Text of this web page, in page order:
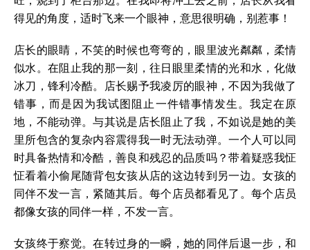
得见的角度，适时飞来一个眼神，意思很明确，别惹事！
店长的眼睛，不笑的时候也弯弯的，眼里波光粼粼，柔情
似水。在阻止我的那一刻，往日眼里柔情的光和水，化做
冰刀，锋利冷酷。店长赐予我凌厉的眼神，不因为我做了
错事，而是因为我试图阻止一件错事情发生。我定在原
地，不能动弹。与其说是店长阻止了我，不如说是她的美
里所包含的复杂内容震得我一时无法动弹。一个人可以同
时具备热情和冷酷，善良和残忍的品质吗？带着疑惑我怔
怔看着小偷尾随背包女孩从店的这边转到另一边。女孩的
同伴不发一言，紧随其后。每个店员都看见了。每个店员
都像女孩的同伴一样，不发一言。
女孩终于察觉。在转过身的一瞬，她的同伴后退一步，和